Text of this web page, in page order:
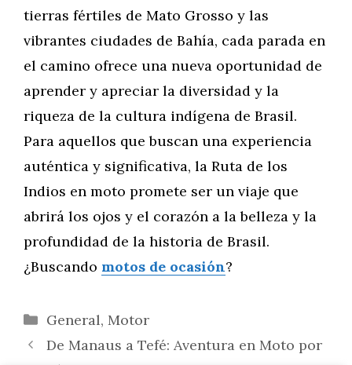
tierras fértiles de Mato Grosso y las
vibrantes ciudades de Bahía, cada parada en
el camino ofrece una nueva oportunidad de
aprender y apreciar la diversidad y la
riqueza de la cultura indígena de Brasil.
Para aquellos que buscan una experiencia
auténtica y significativa, la Ruta de los
Indios en moto promete ser un viaje que
abrirá los ojos y el corazón a la belleza y la
profundidad de la historia de Brasil.
¿Buscando motos de ocasión?
Categorías
General, Motor
De Manaus a Tefé: Aventura en Moto por